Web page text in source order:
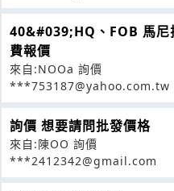
40&#039;HQ、FOB 馬尼
費報價
來自:NOOa 詢價
***753187@yahoo.com.tw
詢價 想要請問批發價格
來自:陳OO 詢價
***2412342@gmail.com